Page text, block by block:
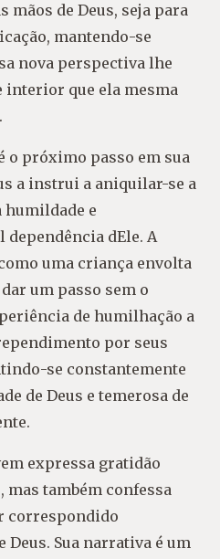
de Deus, seja para
mantendo-se
nova perspectiva lhe
interior que ela mesma
próximo passo em sua
a instrui a aniquilar-se a
humildade e
dependência dEle. A
uma criança envolta
um passo sem o
de humilhação a
por seus
se constantemente
de Deus e temerosa de
expressa gratidão
mas também confessa
correspondido
Deus. Sua narrativa é um